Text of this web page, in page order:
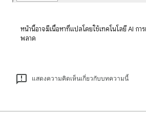
หน้านี้อาจมีเนื้อหาที่แปลโดยใช้เทคโนโลยี AI ก
พลาด
แสดงความคิดเห็นเกี่ยวกับบทความนี้